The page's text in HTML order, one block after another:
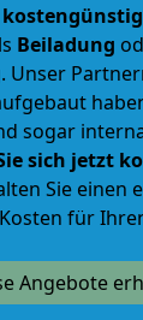
kostengünstig
Beiladung
. Unser
sogar
sich jetzt
Sie einen
für
Angebote